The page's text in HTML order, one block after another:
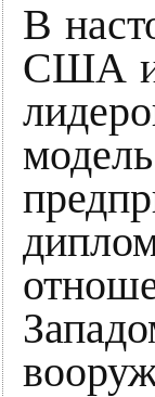
В
США и